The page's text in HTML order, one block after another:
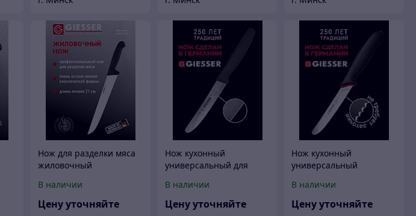
Нож для разделки мяса
жиловочный
см
В наличии
Цену уточняйте
Нож кухонный
универсальный для
В наличии
Цену уточняйте
Нож кухонный
универсальный
см
В наличии
Цену уточняйте